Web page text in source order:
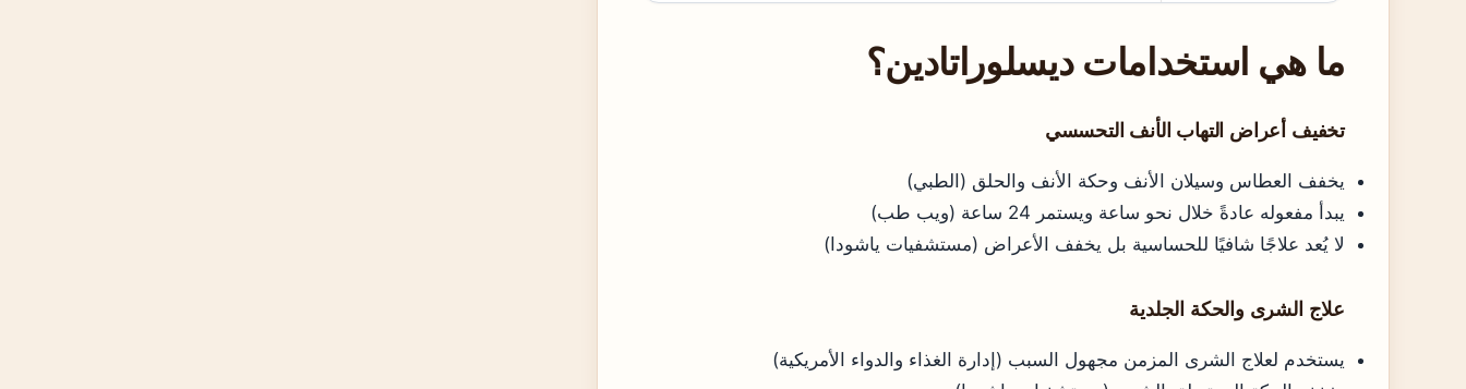
ما هي استخدامات ديسلوراتادين؟
تخفيف أعراض التهاب الأنف التحسسي
يخفف العطاس وسيلان الأنف وحكة الأنف والحلق (الطبي)
يبدأ مفعوله عادةً خلال نحو ساعة ويستمر 24 ساعة (ويب طب)
لا يُعد علاجًا شافيًا للحساسية بل يخفف الأعراض (مستشفيات ياشودا)
علاج الشرى والحكة الجلدية
يستخدم لعلاج الشرى المزمن مجهول السبب (إدارة الغذاء والدواء الأمريكية)